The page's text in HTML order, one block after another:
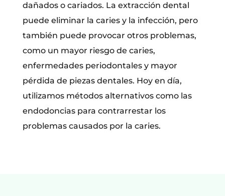
dañados o cariados. La extracción dental
puede eliminar la caries y la infección, pero
también puede provocar otros problemas,
como un mayor riesgo de caries,
enfermedades periodontales y mayor
pérdida de piezas dentales. Hoy en día,
utilizamos métodos alternativos como las
endodoncias para contrarrestar los
problemas causados por la caries.